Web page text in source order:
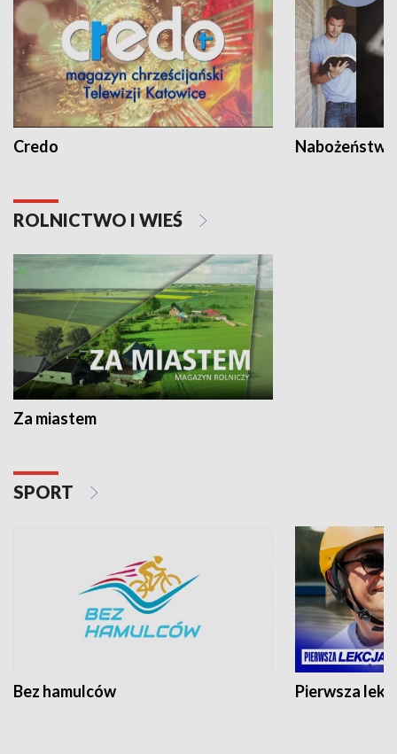
Credo
ROLNICTWO I WIEŚ
Za miastem
SPORT
Bez hamulców Pierwsza